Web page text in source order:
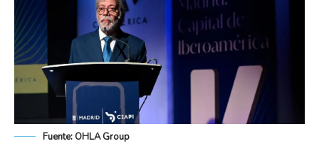
Fuente: OHLA Group